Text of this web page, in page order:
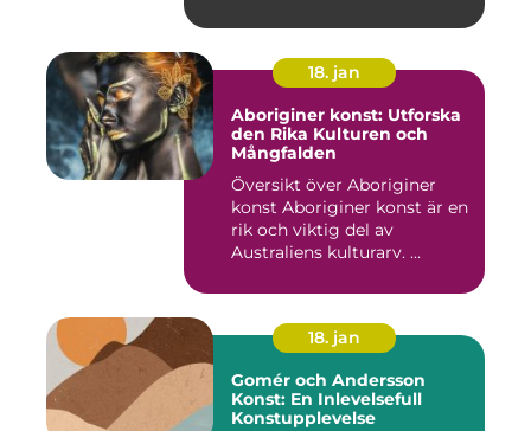
18. jan
Aboriginer konst: Utforska
den Rika Kulturen och
Mångfalden
Översikt över Aboriginer
konst Aboriginer konst är en
rik och viktig del av
Australiens kulturarv. ...
18. jan
Gomér och Andersson
Konst: En Inlevelsefull
Konstupplevelse